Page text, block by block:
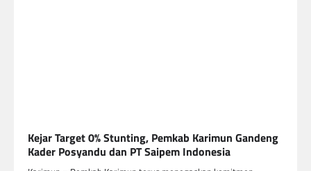
Kejar Target 0% Stunting, Pemkab Karimun Gandeng
Kader Posyandu dan PT Saipem Indonesia